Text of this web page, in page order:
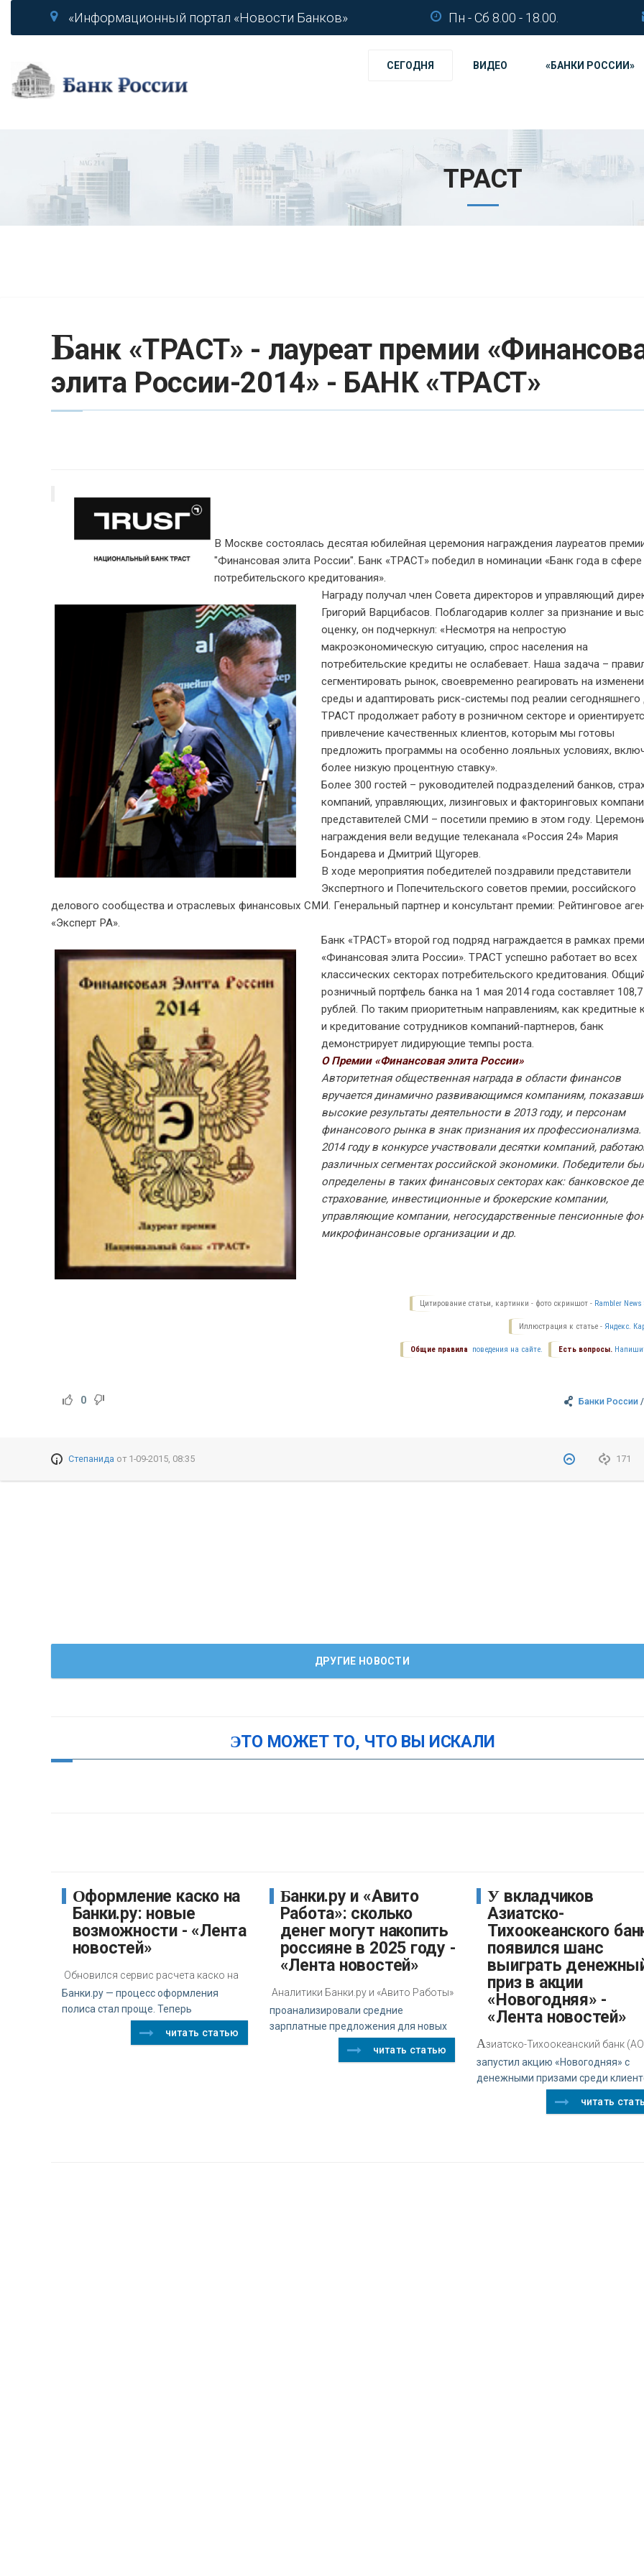
«Информационный портал «Новости Банков» Пн - Сб 8.00 - 18.00.
СЕГОДНЯ ВИДЕО «БАНКИ РОССИИ»
ТРАСТ
Банк «ТРАСТ» - лауреат премии
элита России-2014» - БАНК «ТРАСТ»
В Москве состоялась десятая юбилейная церемония награждения лауреатов
"Финансовая элита России". Банк «ТРАСТ» победил в номинации «Банк года в сфере
потребительского кредитования».
Награду получал член Совета директоров и управляющий
Григорий Варцибасов. Поблагодарив коллег за признание и
оценку, он подчеркнул: «Несмотря на непростую
макроэкономическую ситуацию, спрос населения на
потребительские кредиты не ослабевает. Наша задача –
сегментировать рынок, своевременно реагировать на
среды и адаптировать риск-системы под реалии сегодняшнего
ТРАСТ продолжает работу в розничном секторе и
привлечение качественных клиентов, которым мы готовы
предложить программы на особенно лояльных условиях,
более низкую процентную ставку».
Более 300 гостей – руководителей подразделений банков,
компаний, управляющих, лизинговых и факторинговых
представителей СМИ – посетили премию в этом году.
награждения вели ведущие телеканала «Россия 24» Мария
Бондарева и Дмитрий Щугорев.
В ходе мероприятия победителей поздравили представители
Экспертного и Попечительского советов премии, российского
делового сообщества и отраслевых финансовых СМИ. Генеральный партнер и консультант премии: Рейтинговое
«Эксперт РА».
Банк «ТРАСТ» второй год подряд награждается в рамках
«Финансовая элита России». ТРАСТ успешно работает во всех
классических секторах потребительского кредитования.
розничный портфель банка на 1 мая 2014 года составляет
рублей. По таким приоритетным направлениям, как кредитные
и кредитование сотрудников компаний-партнеров, банк
демонстрирует лидирующие темпы роста.
О Премии «Финансовая элита России»
Авторитетная общественная награда в области финансов
вручается динамично развивающимся компаниям,
высокие результаты деятельности в 2013 году, и персонам
финансового рынка в знак признания их профессионализма.
2014 году в конкурсе участвовали десятки компаний,
различных сегментах российской экономики. Победители
определены в таких финансовых секторах как: банковское
страхование, инвестиционные и брокерские компании,
управляющие компании, негосударственные пенсионные
микрофинансовые организации и др.
Цитирование статьи, картинки - фото скриншот - Rambler News
Иллюстрация к статье - Яндекс.
Есть вопросы.
Общие правила поведения на сайте.
Банки России
0
171
Степанида от 1-09-2015, 08:35
ДРУГИЕ НОВОСТИ
ЭТО МОЖЕТ ТО, ЧТО ВЫ ИСКАЛИ
Оформление каско на
Банки.ру: новые
возможности - «Лента
новостей»
Обновился сервис расчета каско на
Банки.ру — процесс оформления
полиса стал проще. Теперь
читать статью
Банки.ру и «Авито
Работа»: сколько
денег могут накопить
россияне в 2025 году -
«Лента новостей»
Аналитики Банки.ру и «Авито Работы»
проанализировали средние
зарплатные предложения для новых
читать статью
У вкладчиков
Азиатско-
Тихоокеанского
появился шанс
выиграть
приз в акции
«Новогодняя» -
«Лента новостей»
Азиатско-Тихоокеанский банк
запустил акцию «Новогодняя» с
денежными призами среди
читать